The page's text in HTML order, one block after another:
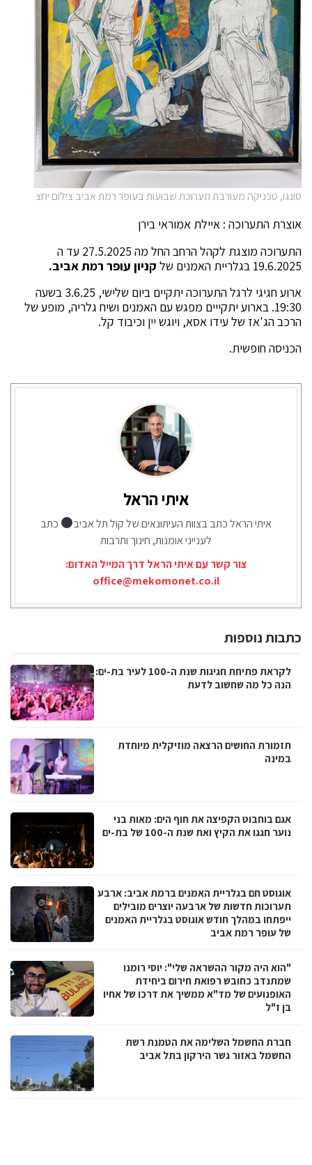
סונגו, טכניקה מעורבת תערוכת שבועות בעופר רמת אביב צילום יחצ
אוצרת התערוכה : איילת אמוראי בירן
התערוכה מוצגת לקהל הרחב החל מה 27.5.2025 עד ה
19.6.2025 בגלריית האמנים של
קניון עופר רמת אביב.
ארוע חגיגי לרגל התערוכה יתקיים ביום שלישי, 3.6.25 בשעה
19:30. בארוע יתקייים מפגש עם האמנים ושיח גלריה, מופע של
הרכב הג'אז של עידו אסא, ויוגש יין וכיבוד קל.
הכניסה חופשית.
איתי הראל
איתי הראל כתב בצוות העיתונאים של קול תל אביב
כתב
לענייני אומנות, חינוך ותרבות
צור קשר עם איתי הראל דרך המייל האדום:
office@mekomonet.co.il
כתבות נוספות
לקראת פתיחת חגיגות שנת ה-100 לעיר בת-ים:
הנה כל מה שחשוב לדעת
תזמורת החושים הרצאה מוזיקלית מיוחדת
במינה
אגם בוחבוט הקפיצה את חוף הים: מאות בני
נוער חגגו את הקיץ ואת שנת ה-100 של בת-ים
אוגוסט חם בגלריית האמנים ברמת אביב: ארבע
תערוכות חדשות של ארבעה יוצרים מובילים
ייפתחו במהלך חודש אוגוסט בגלריית האמנים
של עופר רמת אביב
"הוא היה מקור ההשראה שלי": יוסי רומנו
שמתנדב כחובש רפואת חירום ביחידת
האופנועים של מד"א ממשיך את דרכו של אחיו
בן ז"ל
חברת החשמל השלימה את הטמנת רשת
החשמל באזור גשר הירקון בתל אביב